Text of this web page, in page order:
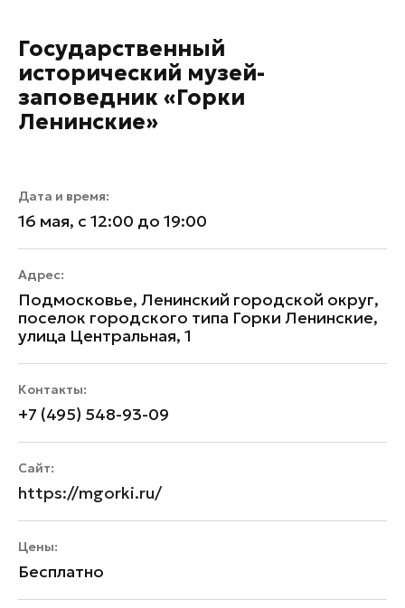
Государственный
исторический музей-
заповедник «Горки
Ленинские»
Дата и время:
16 мая, с 12:00 до 19:00
Адрес:
Подмосковье, Ленинский городской округ,
поселок городского типа Горки Ленинские,
улица Центральная, 1
Контакты:
+7 (495) 548-93-09
Сайт:
https://mgorki.ru/
Цены:
Бесплатно